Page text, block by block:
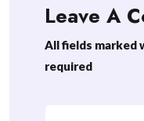
Leave A
All fields marked
required